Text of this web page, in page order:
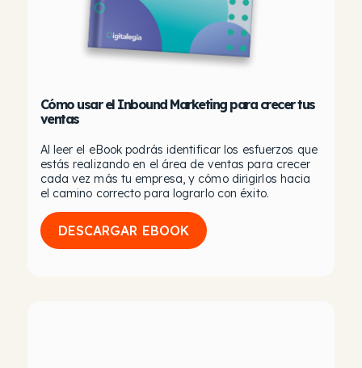
Cómo usar el Inbound Marketing para crecer tus
ventas
Al leer el eBook podrás identificar los esfuerzos que
estás realizando en el área de ventas para crecer
cada vez más tu empresa, y cómo dirigirlos hacia
el camino correcto para lograrlo con éxito.
DESCARGAR EBOOK